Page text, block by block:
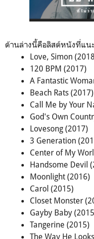
ด้านล่างนี้คือลิสต์หนังที่แน
Love, Simon
120 BPM (2017)
A Fantastic
Beach Rats (2017)
Call Me by Your
God's Own
Lovesong (2017)
3 Generation
Center of My
Handsome Devil
Moonlight (2016)
Carol (2015)
Closet Monster
Gayby Baby
Tangerine (2015)
The Way He